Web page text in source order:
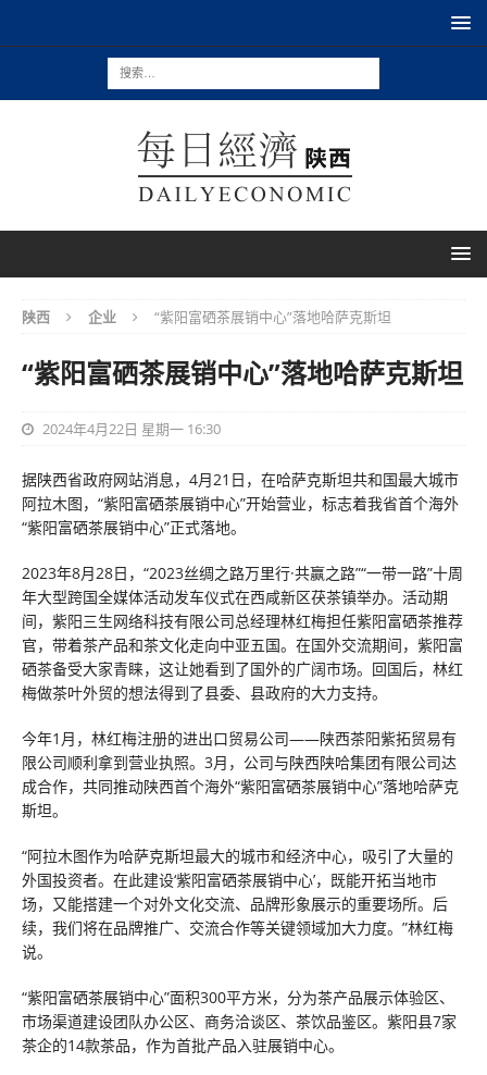
陕西 企业 “紫阳富硒茶展销中心”落地哈萨克斯坦
“紫阳富硒茶展销中心”落地哈萨克斯坦
2024年4月22日 星期一 16:30
据陕西省政府网站消息，4月21日，在哈萨克斯坦共和国最大城市
阿拉木图，“紫阳富硒茶展销中心”开始营业，标志着我省首个海外
“紫阳富硒茶展销中心”正式落地。
2023年8月28日，“2023丝绸之路万里行·共赢之路”“一带一路”十周
年大型跨国全媒体活动发车仪式在西咸新区茯茶镇举办。活动期
间，紫阳三生网络科技有限公司总经理林红梅担任紫阳富硒茶推荐
官，带着茶产品和茶文化走向中亚五国。在国外交流期间，紫阳富
硒茶备受大家青睐，这让她看到了国外的广阔市场。回国后，林红
梅做茶叶外贸的想法得到了县委、县政府的大力支持。
今年1月，林红梅注册的进出口贸易公司——陕西茶阳紫拓贸易有
限公司顺利拿到营业执照。3月，公司与陕西陕哈集团有限公司达
成合作，共同推动陕西首个海外“紫阳富硒茶展销中心”落地哈萨克
斯坦。
“阿拉木图作为哈萨克斯坦最大的城市和经济中心，吸引了大量的
外国投资者。在此建设‘紫阳富硒茶展销中心’，既能开拓当地市
场，又能搭建一个对外文化交流、品牌形象展示的重要场所。后
续，我们将在品牌推广、交流合作等关键领域加大力度。”林红梅
说。
“紫阳富硒茶展销中心”面积300平方米，分为茶产品展示体验区、
市场渠道建设团队办公区、商务洽谈区、茶饮品鉴区。紫阳县7家
茶企的14款茶品，作为首批产品入驻展销中心。